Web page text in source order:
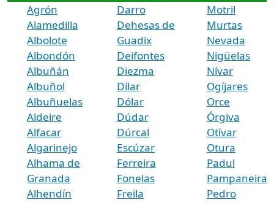
Agrón
Alamedilla
Albolote
Albondón
Albuñán
Albuñol
Albuñuelas
Aldeire
Alfacar
Algarinejo
Alhama de
Granada
Alhendín
Darro
Dehesas de
Guadix
Deifontes
Diezma
Dílar
Dólar
Dúdar
Dúrcal
Escúzar
Ferreira
Fonelas
Freila
Motril
Murtas
Nevada
Nigüelas
Nívar
Ogíjares
Orce
Órgiva
Otívar
Otura
Padul
Pampaneira
Pedro